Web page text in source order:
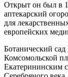
Открыт он был в
аптекарский
для
европейских
Ботанический
Комсомольской
Екатерининским